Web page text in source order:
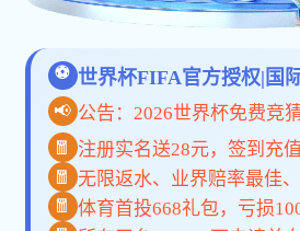
学院2026年工作人员